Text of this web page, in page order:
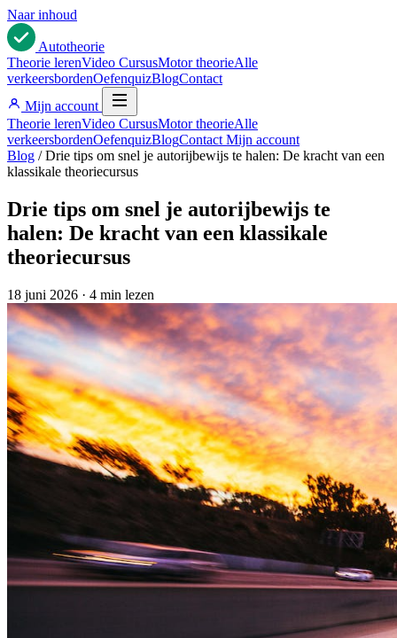
Naar inhoud
Autotheorie
Theorie lerenVideo CursusMotor theorieAlle
verkeersbordenOefenquizBlogContact
Mijn account
Theorie lerenVideo CursusMotor theorieAlle
verkeersbordenOefenquizBlogContact Mijn account
Blog / Drie tips om snel je autorijbewijs te halen: De kracht van een
klassikale theoriecursus
Drie tips om snel je autorijbewijs te
halen: De kracht van een klassikale
theoriecursus
18 juni 2026 · 4 min lezen